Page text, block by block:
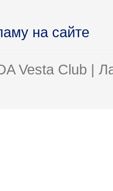
на сайте
Vesta Club |